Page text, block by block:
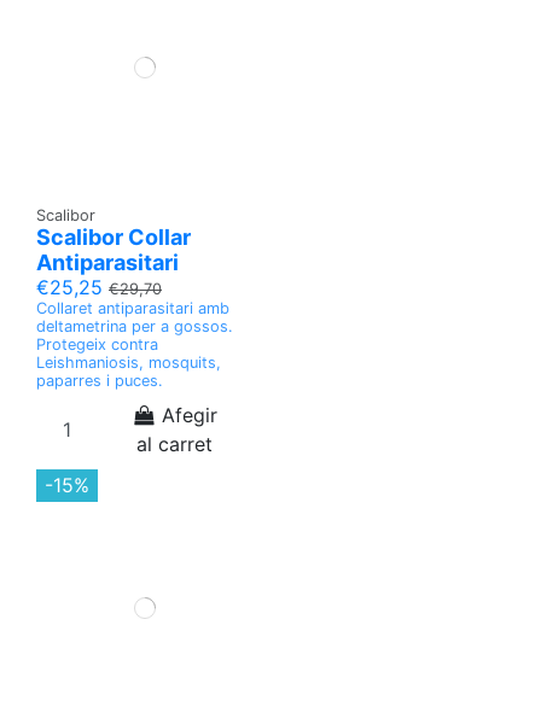
Scalibor
Scalibor Collar
Antiparasitari
€25,25 €29,70
Collaret antiparasitari amb
deltametrina per a gossos.
Protegeix contra
Leishmaniosis, mosquits,
paparres i puces.
Afegir
al carret
-15%